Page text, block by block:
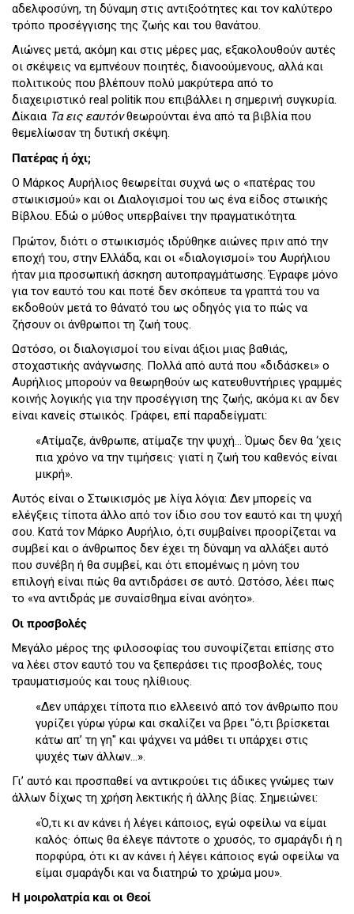
αδελφοσύνη, τη δύναμη στις αντιξοότητες και τον καλύτερο
τρόπο προσέγγισης της ζωής και του θανάτου.
Αιώνες μετά, ακόμη και στις μέρες μας, εξακολουθούν αυτές
οι σκέψεις να εμπνέουν ποιητές, διανοούμενους, αλλά και
πολιτικούς που βλέπουν πολύ μακρύτερα από το
διαχειριστικό real politik που επιβάλλει η σημερινή συγκυρία.
Δίκαια Τα εις εαυτόνθεωρούνται ένα από τα βιβλία που
θεμελίωσαν τη δυτική σκέψη.
Πατέρας ή όχι;
Ο Μάρκος Αυρήλιος θεωρείται συχνά ως ο «πατέρας του
στωικισμού» και οι Διαλογισμοί του ως ένα είδος στωικής
Βίβλου. Εδώ ο μύθος υπερβαίνει την πραγματικότητα.
Πρώτον, διότι ο στωικισμός ιδρύθηκε αιώνες πριν από την
εποχή του, στην Ελλάδα, και οι «διαλογισμοί» του Αυρήλιου
ήταν μια προσωπική άσκηση αυτοπραγμάτωσης. Έγραφε μόνο
για τον εαυτό του και ποτέ δεν σκόπευε τα γραπτά του να
εκδοθούν μετά το θάνατό του ως οδηγός για το πώς να
ζήσουν οι άνθρωποι τη ζωή τους.
Ωστόσο, οι διαλογισμοί του είναι άξιοι μιας βαθιάς,
στοχαστικής ανάγνωσης. Πολλά από αυτά που «διδάσκει» ο
Αυρήλιος μπορούν να θεωρηθούν ως κατευθυντήριες γραμμές
κοινής λογικής για την προσέγγιση της ζωής, ακόμα κι αν δεν
είναι κανείς στωικός. Γράφει, επί παραδείγματι:
«Ατίμαζε, άνθρωπε, ατίμαζε την ψυχή... Όμως δεν θα ‘χεις
πια χρόνο να την τιμήσεις· γιατί η ζωή του καθενός είναι
μικρή».
Αυτός είναι ο Στωικισμός με λίγα λόγια: Δεν μπορείς να
ελέγξεις τίποτα άλλο από τον ίδιο σου τον εαυτό και τη ψυχή
σου. Κατά τον Μάρκο Αυρήλιο, ό,τι συμβαίνει προορίζεται να
συμβεί και ο άνθρωπος δεν έχει τη δύναμη να αλλάξει αυτό
που συνέβη ή θα συμβεί, και ότι επομένως η μόνη του
επιλογή είναι πώς θα αντιδράσει σε αυτό. Ωστόσο, λέει πως
το «να αντιδράς με συναίσθημα είναι ανόητο».
Οι προσβολές
Μεγάλο μέρος της φιλοσοφίας του συνοψίζεται επίσης στο
να λέει στον εαυτό του να ξεπεράσει τις προσβολές, τους
τραυματισμούς και τους ηλίθιους.
«Δεν υπάρχει τίποτα πιο ελλεεινό από τον άνθρωπο που
γυρίζει γύρω γύρω και σκαλίζει να βρει "ό,τι βρίσκεται
κάτω απ’ τη γη" και ψάχνει να μάθει τι υπάρχει στις
ψυχές των άλλων...».
Γι’ αυτό και προσπαθεί να αντικρούει τις άδικες γνώμες των
άλλων δίχως τη χρήση λεκτικής ή άλλης βίας. Σημειώνει:
«Ό,τι κι αν κάνει ή λέγει κάποιος, εγώ οφείλω να είμαι
καλός· όπως θα έλεγε πάντοτε ο χρυσός, το σμαράγδι ή η
πορφύρα, ότι κι αν κάνει ή λέγει κάποιος εγώ οφείλω να
είμαι σμαράγδι και να διατηρώ το χρώμα μου».
Η μοιρολατρία και οι Θεοί